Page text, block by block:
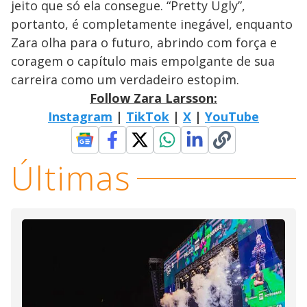
jeito que só ela consegue. “Pretty Ugly”,
portanto, é completamente inegável, enquanto
Zara olha para o futuro, abrindo com força e
coragem o capítulo mais empolgante de sua
carreira como um verdadeiro estopim.
Follow Zara Larsson:
Instagram | TikTok | X | YouTube
Últimas